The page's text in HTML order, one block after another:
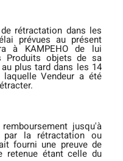
rétractation dans les
prévues au présent
à KAMPEHO de lui
Produits objets de sa
plus tard dans les 14
Vendeur a été
jusqu'à
par la rétractation ou
fourni une preuve de
retenue étant celle du